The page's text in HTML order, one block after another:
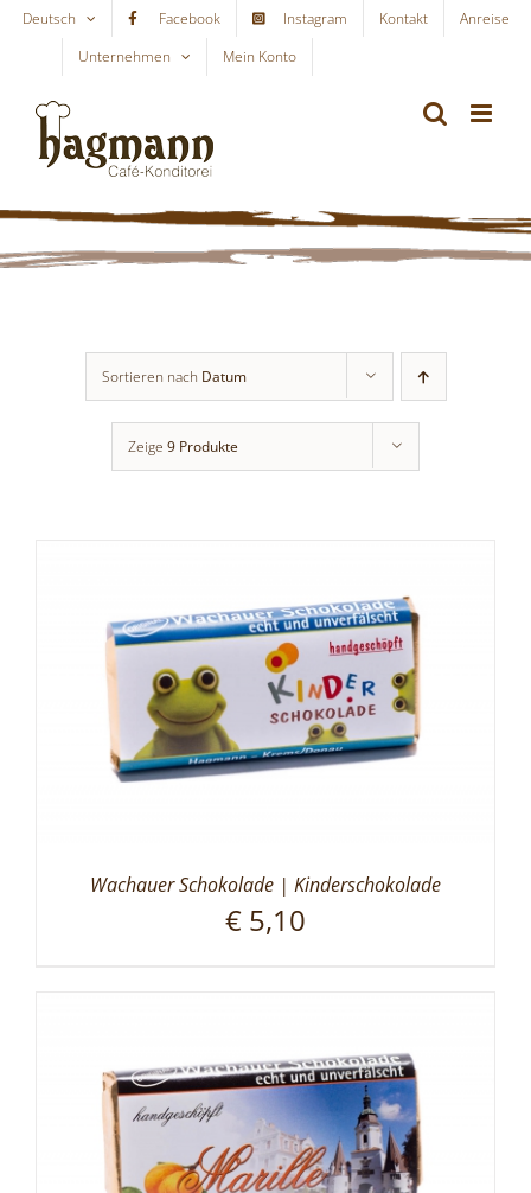
Skip
content
Deutsch Facebook Instagram Kontakt
Anreise
Unternehmen
Mein Konto
Sortieren nach Datum
Zeige 9 Produkte
Wachauer Schokolade | Kinderschokolade
€ 5,10